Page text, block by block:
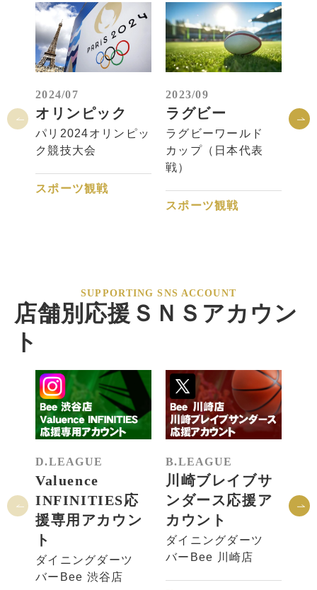
2024/07
オリンピック
パリ2024オリンピッ
ク競技大会
スポーツ観戦
2023/09
ラグビー
ラグビーワールド
カップ（日本代表
戦）
スポーツ観戦
バ
ル
SUPPORTING SNS ACCOUNT
店舗別応援ＳＮＳアカウン
ト
D.LEAGUE
Valuence
INFINITIES応
援専用アカウン
ト
ダイニングダーツ
バーBee 渋谷店
B.LEAGUE
川崎ブレイブサ
ンダース応援ア
カウント
ダイニングダーツ
バーBee 川崎店
セ
用